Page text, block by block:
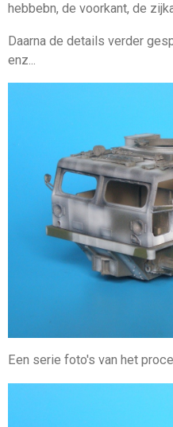
hebbebn, de voorkant, de
Daarna de details verder
enz...
Een serie foto's van het